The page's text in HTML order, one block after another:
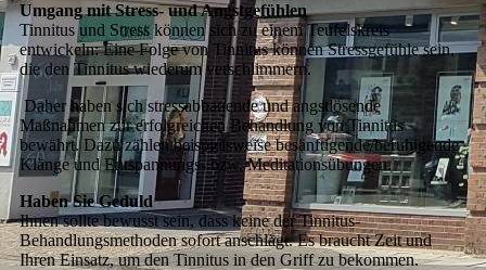
Umgang mit Stress- und Angstgefühlen
Tinnitus und Stress können sich zu einem Teufelskreis
entwickeln: Eine Folge von Tinnitus können Stressgefühle sein,
die den Tinnitus wiederum verschlimmern.
Daher haben sich stressabbauende und angstlösende
Maßnahmen zur erfolgreichen Behandlung von Tinnitus
bewährt. Dazu zählen beispielsweise besänftigende/beruhigende
Klänge und Entspannungs- bzw. Meditationsübungen.
Haben Sie Geduld
Ihnen sollte bewusst sein, dass keine der Tinnitus-
Behandlungsmethoden sofort anschlägt. Es braucht Zeit und
Ihren Einsatz, um den Tinnitus in den Griff zu bekommen.